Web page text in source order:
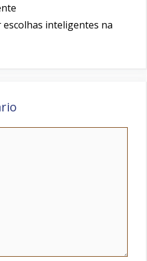
escolhas inteligentes na